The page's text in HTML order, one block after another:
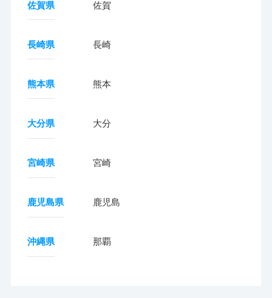
佐賀県 佐賀
長崎県 長崎
熊本県 熊本
大分県 大分
宮崎県 宮崎
鹿児島県 鹿児島
沖縄県 那覇